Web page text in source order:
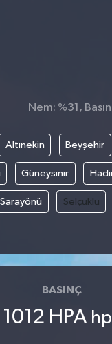
Nem: %31,
Altınekin Beyşehir
Güneysınır
Sarayönü Selçuklu
BASINÇ
1012 HPA